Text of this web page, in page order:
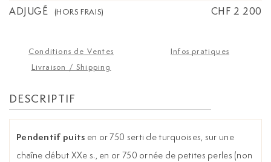
ADJUGÉ (HORS FRAIS) CHF 2 200
Conditions de Ventes
Infos pratiques
Livraison / Shipping
DESCRIPTIF
Pendentif puits en or 750 serti de turquoises, sur une
chaîne début XXe s., en or 750 ornée de petites perles (non